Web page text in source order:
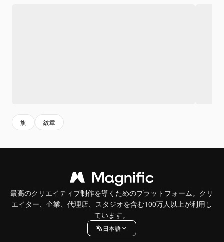
旗 紋章
最高のクリエイティブ制作を導くためのプラットフォーム。クリ
エイター、企業、代理店、スタジオを含む100万人以上が利用し
ています。
日本語